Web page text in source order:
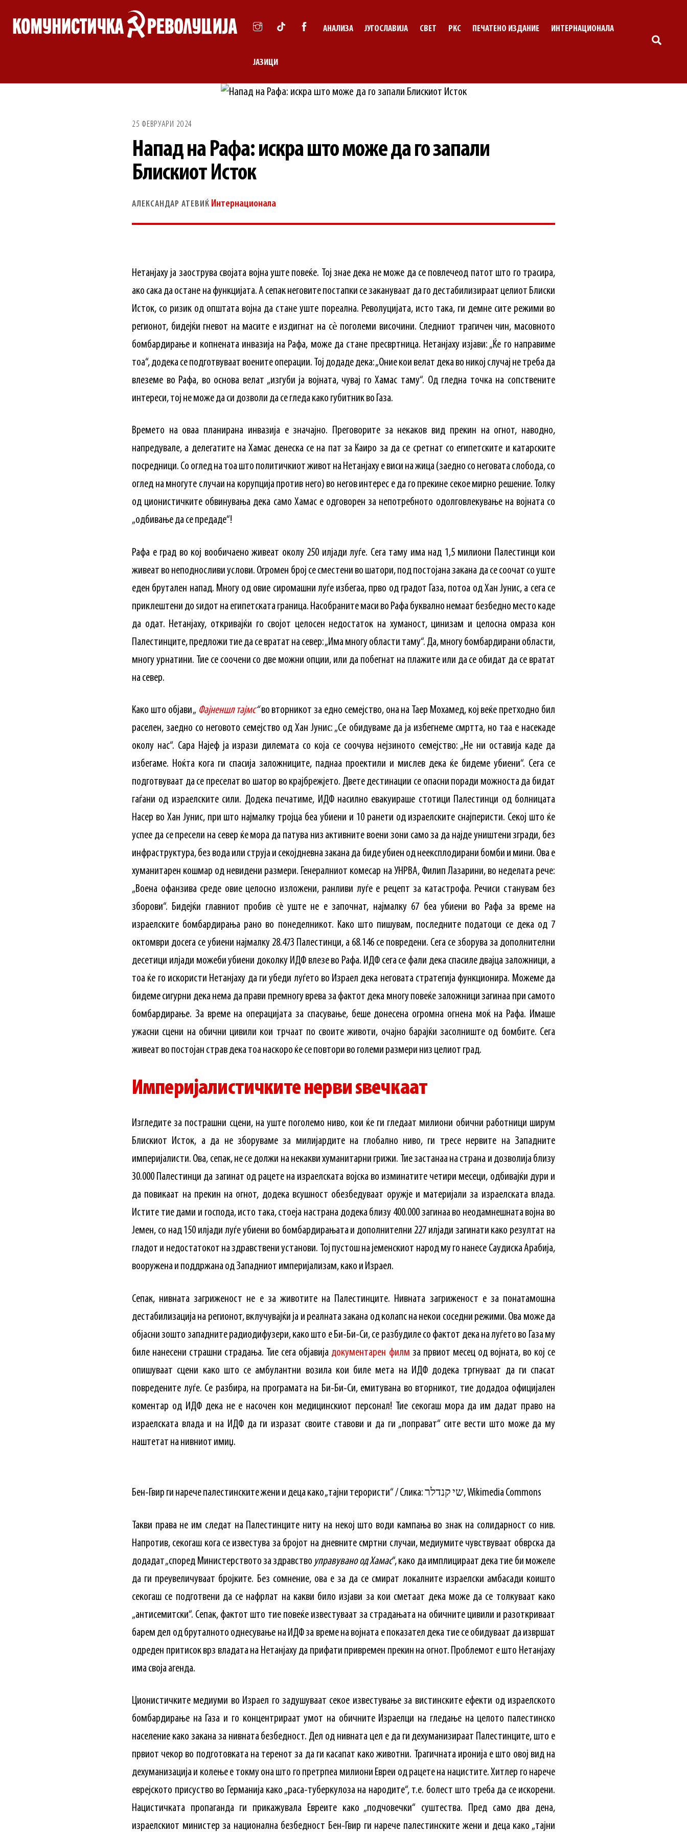
АНАЛИЗА ЈУГОСЛАВИЈА СВЕТ РКС ПЕЧАТЕНО ИЗДАНИЕ ИНТЕРНАЦИОНАЛА
ЈАЗИЦИ
25 ФЕВРУАРИ 2024
Напад на Рафа: искра што може да го запали
Блискиот Исток
АЛЕКСАНДАР АТЕВИЌ Интернационала
Нетанјаху ја заострува својата војна уште повеќе. Тој знае дека не може да се повлечеод патот што го трасира,
ако сака да остане на функцијата. А сепак неговите постапки се закануваат да го дестабилизираат целиот Блиски
Исток, со ризик од општата војна да стане уште пореална. Револуцијата, исто така, ги демне сите режими во
регионот, бидејќи гневот на масите е издигнат на сѐ поголеми височини. Следниот трагичен чин, масовното
бомбардирање и копнената инвазија на Рафа, може да стане пресвртница. Нетанјаху изјави: „Ќе го направиме
тоа“, додека се подготвуваат воените операции. Тој додаде дека: „Оние кои велат дека во никој случај не треба да
влеземе во Рафа, во основа велат „изгуби ја војната, чувај го Хамас таму“. Од гледна точка на сопствените
интереси, тој не може да си дозволи да се гледа како губитник во Газа.
Времето на оваа планирана инвазија е значајно. Преговорите за некаков вид прекин на огнот, наводно,
напредувале, а делегатите на Хамас денеска се на пат за Каиро за да се сретнат со египетските и катарските
посредници. Со оглед на тоа што политичкиот живот на Нетанјаху е виси на жица (заедно со неговата слобода, со
оглед на многуте случаи на корупција против него) во негов интерес е да го прекине секое мирно решение. Толку
од ционистичките обвинувања дека само Хамас е одговорен за непотребното одолговлекување на војната со
„одбивање да се предаде“!
Рафа е град во кој вообичаено живеат околу 250 илјади луѓе. Сега таму има над 1,5 милиони Палестинци кои
живеат во неподносливи услови. Огромен број се сместени во шатори, под постојана закана да се соочат со уште
еден брутален напад. Многу од овие сиромашни луѓе избегаа, прво од градот Газа, потоа од Хан Јунис, а сега се
приклештени до ѕидот на египетската граница. Насобраните маси во Рафа буквално немаат безбедно место каде
да одат. Нетанјаху, откривајќи го својот целосен недостаток на хуманост, цинизам и целосна омраза кон
Палестинците, предложи тие да се вратат на север: „Има многу области таму“. Да, многу бомбардирани области,
многу урнатини. Тие се соочени со две можни опции, или да побегнат на плажите или да се обидат да се вратат
на север.
Како што објави „ Фајненшл тајмс“во вторникот за едно семејство, она на Таер Мохамед, кој веќе претходно бил
раселен, заедно со неговото семејство од Хан Јунис: „Се обидуваме да ја избегнеме смртта, но таа е насекаде
околу нас“. Сара Најеф ја изрази дилемата со која се соочува нејзиното семејство: „Не ни оставија каде да
избегаме. Ноќта кога ги спасија заложниците, паднаа проектили и мислев дека ќе бидеме убиени“. Сега се
подготвуваат да се преселат во шатор во крајбрежјето. Двете дестинации се опасни поради можноста да бидат
гаѓани од израелските сили. Додека печатиме, ИДФ насилно евакуираше стотици Палестинци од болницата
Насер во Хан Јунис, при што најмалку тројца беа убиени и 10 ранети од израелските снајперисти. Секој што ќе
успее да се пресели на север ќе мора да патува низ активните воени зони само за да најде уништени згради, без
инфраструктура, без вода или струја и секојдневна закана да биде убиен од неексплодирани бомби и мини. Ова е
хуманитарен кошмар од невидени размери. Генералниот комесар на УНРВА, Филип Лазарини, во неделата рече:
„Воена офанзива среде овие целосно изложени, ранливи луѓе е рецепт за катастрофа. Речиси станувам без
зборови“. Бидејќи главниот пробив сè уште не е започнат, најмалку 67 беа убиени во Рафа за време на
израелските бомбардирања рано во понеделникот. Како што пишувам, последните податоци се дека од 7
октомври досега се убиени најмалку 28.473 Палестинци, а 68.146 се повредени. Сега се зборува за дополнителни
десетици илјади можеби убиени доколку ИДФ влезе во Рафа. ИДФ сега се фали дека спасиле двајца заложници, а
тоа ќе го искористи Нетанјаху да ги убеди луѓето во Израел дека неговата стратегија функционира. Можеме да
бидеме сигурни дека нема да прави премногу врева за фактот дека многу повеќе заложници загинаа при самото
бомбардирање. За време на операцијата за спасување, беше донесена огромна огнена моќ на Рафа. Имаше
ужасни сцени на обични цивили кои трчаат по своите животи, очајно барајќи засолниште од бомбите. Сега
живеат во постојан страв дека тоа наскоро ќе се повтори во големи размери низ целиот град.
Империјалистичките нерви ѕвечкаат
Изгледите за пострашни сцени, на уште поголемо ниво, кои ќе ги гледаат милиони обични работници ширум
Блискиот Исток, а да не зборуваме за милијардите на глобално ниво, ги тресе нервите на Западните
империјалисти. Ова, сепак, не се должи на некакви хуманитарни грижи. Тие застанаа на страна и дозволија близу
30.000 Палестинци да загинат од рацете на израелската војска во изминатите четири месеци, одбивајќи дури и
да повикаат на прекин на огнот, додека всушност обезбедуваат оружје и материјали за израелската влада.
Истите тие дами и господа, исто така, стоеја настрана додека близу 400.000 загинаа во неодамнешната војна во
Јемен, со над 150 илјади луѓе убиени во бомбардирањата и дополнителни 227 илјади загинати како резултат на
гладот ​​и недостатокот на здравствени установи. Тој пустош на јеменскиот народ му го нанесе Саудиска Арабија,
вооружена и поддржана од Западниот империјализам, како и Израел.
Сепак, нивната загриженост не е за животите на Палестинците. Нивната загриженост е за понатамошна
дестабилизација на регионот, вклучувајќи ја и реалната закана од колапс на некои соседни режими. Ова може да
објасни зошто западните радиодифузери, како што е Би-Би-Си, се разбудиле со фактот дека на луѓето во Газа му
биле нанесени страшни страдања. Тие сега објавија документарен филм за првиот месец од војната, во кој се
опишуваат сцени како што се амбулантни возила кои биле мета на ИДФ додека тргнуваат да ги спасат
повредените луѓе. Се разбира, на програмата на Би-Би-Си, емитувана во вторникот, тие додадоа официјален
коментар од ИДФ дека не е насочен кон медицинскиот персонал! Тие секогаш мора да им дадат право на
израелската влада и на ИДФ да ги изразат своите ставови и да ги „поправат“ сите вести што може да му
наштетат на нивниот имиџ.
Бен-Гвир ги нарече палестинските жени и деца како „тајни терористи“ / Слика: שי קנדלר, Wikimedia Commons
Такви права не им следат на Палестинците ниту на некој што води кампања во знак на солидарност со нив.
Напротив, секогаш кога се известува за бројот на дневните смртни случаи, медиумите чувствуваат обврска да
додадат „според Министерството за здравство управувано од Хамас“, како да имплицираат дека тие би можеле
да ги преувеличуваат бројките. Без сомнение, ова е за да се смират локалните израелски амбасади коишто
секогаш се подготвени да се нафрлат на какви било изјави за кои сметаат дека може да се толкуваат како
„антисемитски“. Сепак, фактот што тие повеќе известуваат за страдањата на обичните цивили и разоткриваат
барем дел од бруталното однесување на ИДФ за време на војната е показател дека тие се обидуваат да извршат
одреден притисок врз владата на Нетанјаху да прифати привремен прекин на огнот. Проблемот е што Нетанјаху
има своја агенда.
Ционистичките медиуми во Израел го задушуваат секое известување за вистинските ефекти од израелското
бомбардирање на Газа и го концентрираат умот на обичните Израелци на гледање на целото палестинско
население како закана за нивната безбедност. Дел од нивната цел е да ги дехуманизираат Палестинците, што е
првиот чекор во подготовката на теренот за да ги касапат како животни. Трагичната иронија е што овој вид на
дехуманизација и колење е токму она што го претрпеа милиони Евреи од рацете на нацистите. Хитлер го нарече
еврејското присуство во Германија како „раса-туберкулоза на народите“, т.е. болест што треба да се искорени.
Нацистичката пропаганда ги прикажувала Евреите како „подчовечки“ суштества. Пред само два дена,
израелскиот министер за национална безбедност Бен-Гвир ги нарече палестинските жени и деца како „тајни